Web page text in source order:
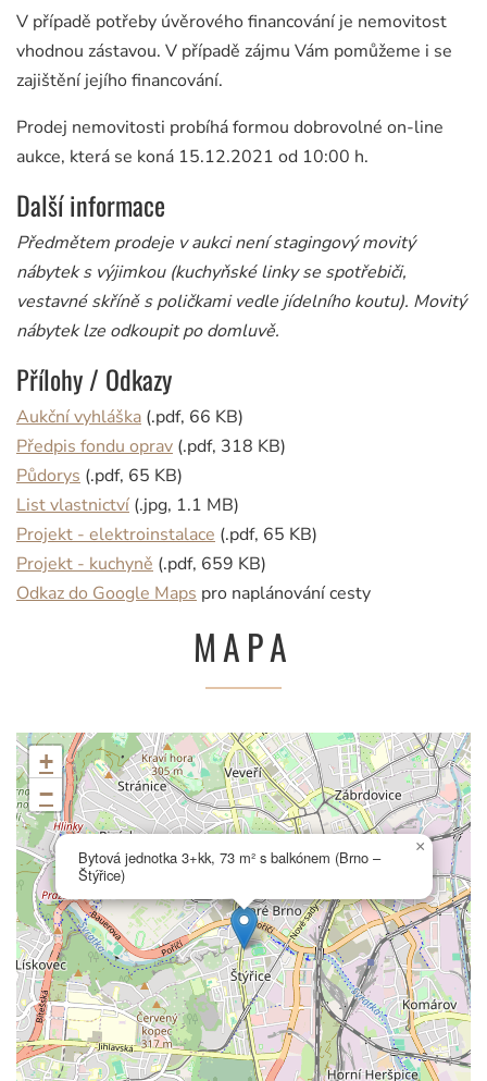
V případě potřeby úvěrového financování je nemovitost
vhodnou zástavou. V případě zájmu Vám pomůžeme i se
zajištění jejího financování.
Prodej nemovitosti probíhá formou dobrovolné on-line
aukce, která se koná 15.12.2021 od 10:00 h.
Další informace
Předmětem prodeje v aukci není stagingový movitý
nábytek s výjimkou (kuchyňské linky se spotřebiči,
vestavné skříně s poličkami vedle jídelního koutu). Movitý
nábytek lze odkoupit po domluvě.
Přílohy / Odkazy
Aukční vyhláška (.pdf, 66 KB)
Předpis fondu oprav (.pdf, 318 KB)
Půdorys (.pdf, 65 KB)
List vlastnictví (.jpg, 1.1 MB)
Projekt - elektroinstalace (.pdf, 65 KB)
Projekt - kuchyně (.pdf, 659 KB)
Odkaz do Google Maps pro naplánování cesty
MAPA
Bytová jednotka 3+kk, 73 m² s balkónem (Brno –
Štýřice)
×
+
−